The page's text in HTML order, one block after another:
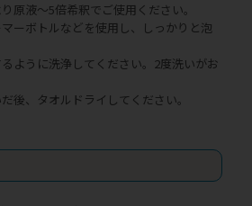
原液～5倍希釈でご使用ください。
マーボトルなどを使用し、しっかりと泡
るように洗浄してください。2度洗いがお
後、タオルドライしてください。